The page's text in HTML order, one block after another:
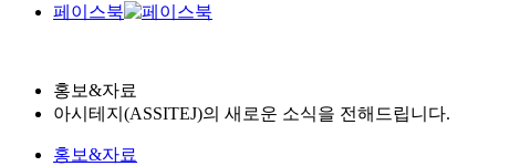
페이스북
홍보&자료
아시테지(ASSITEJ)의 새로운 소식을 전해드립니다.
홍보&자료